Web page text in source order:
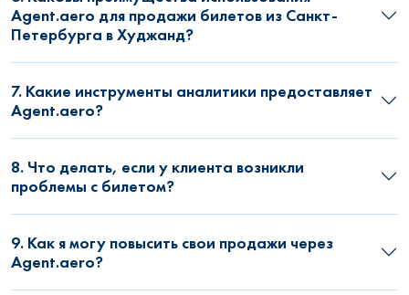
Agent.aero для продажи билетов из Санкт-
Петербурга в Худжанд?
7. Какие инструменты аналитики предоставляет
Agent.aero?
8. Что делать, если у клиента возникли
проблемы с билетом?
9. Как я могу повысить свои продажи через
Agent.aero?